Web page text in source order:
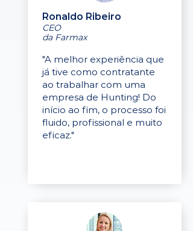
Ronaldo Ribeiro
CEO
da Farmax
"A melhor experiência que
já tive como contratante
ao trabalhar com uma
empresa de Hunting! Do
início ao fim, o processo foi
fluido, profissional e muito
eficaz."